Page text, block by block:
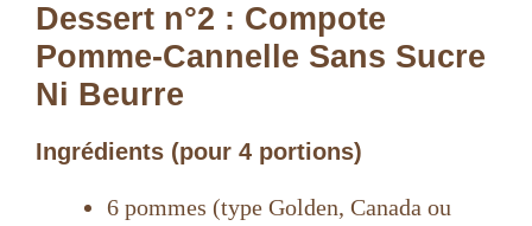
e
Dessert n°2 : Compote
Pomme-Cannelle Sans Sucre
Ni Beurre
Ingrédients (pour 4 portions)
6 pommes (type Golden, Canada ou